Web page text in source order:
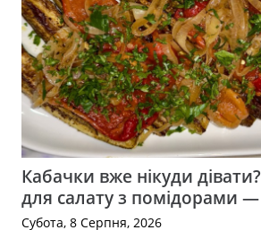
Кабачки вже нікуди дівати?
для салату з помідорами —
Субота, 8 Серпня, 2026